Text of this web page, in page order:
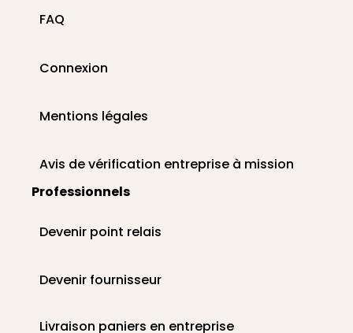
FAQ
Connexion
Mentions légales
Avis de vérification entreprise à mission
Professionnels
Devenir point relais
Devenir fournisseur
Livraison paniers en entreprise